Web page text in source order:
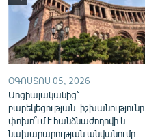
Русский
ՀԵՏԵՎԵՔ ՄԵԶ
ՕԳՈՍՏՈՍ 05, 2026
Սոցիալականից՝
բարեկեցության. իշխանությունը
փոխո՞ւմ է հանձնաժողովի և
նախարարության անվանումը